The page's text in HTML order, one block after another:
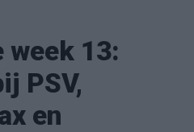
week 13:
PSV,
en